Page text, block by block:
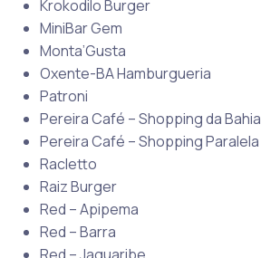
Krokodilo Burger
MiniBar Gem
Monta’Gusta
Oxente-BA Hamburgueria
Patroni
Pereira Café – Shopping da Bahia
Pereira Café – Shopping Paralela
Racletto
Raiz Burger
Red – Apipema
Red – Barra